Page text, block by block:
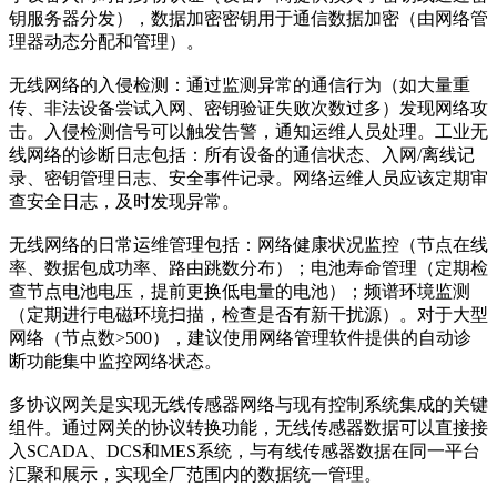
钥服务器分发），数据加密密钥用于通信数据加密（由网络管
理器动态分配和管理）。
无线网络的入侵检测：通过监测异常的通信行为（如大量重
传、非法设备尝试入网、密钥验证失败次数过多）发现网络攻
击。入侵检测信号可以触发告警，通知运维人员处理。工业无
线网络的诊断日志包括：所有设备的通信状态、入网/离线记
录、密钥管理日志、安全事件记录。网络运维人员应该定期审
查安全日志，及时发现异常。
无线网络的日常运维管理包括：网络健康状况监控（节点在线
率、数据包成功率、路由跳数分布）；电池寿命管理（定期检
查节点电池电压，提前更换低电量的电池）；频谱环境监测
（定期进行电磁环境扫描，检查是否有新干扰源）。对于大型
网络（节点数>500），建议使用网络管理软件提供的自动诊
断功能集中监控网络状态。
多协议网关是实现无线传感器网络与现有控制系统集成的关键
组件。通过网关的协议转换功能，无线传感器数据可以直接接
入SCADA、DCS和MES系统，与有线传感器数据在同一平台
汇聚和展示，实现全厂范围内的数据统一管理。